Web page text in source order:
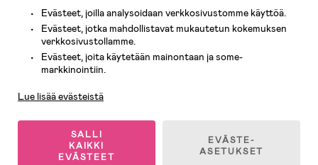
Evästeet, joilla analysoidaan verkkosivustomme käyttöä.
Evästeet, jotka mahdollistavat mukautetun kokemuksen
verkkosivustollamme.
Evästeet, joita käytetään mainontaan ja some-
markkinointiin.
Lue lisää evästeistä
SALLI
KAIKKI
EVÄSTEET
EVÄSTE-
ASETUKSET